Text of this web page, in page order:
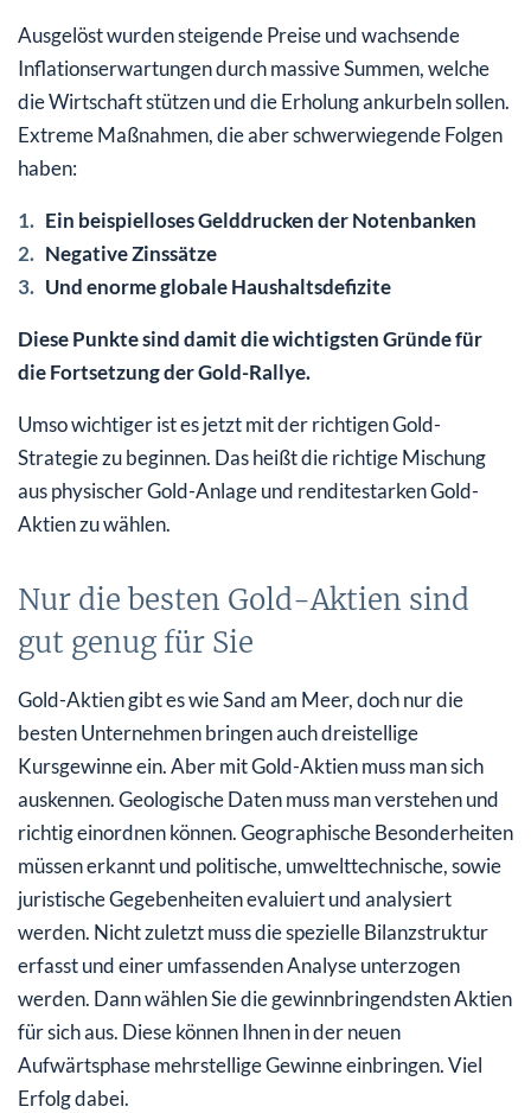
Ausgelöst wurden steigende Preise und wachsende
Inflationserwartungen durch massive Summen, welche
die Wirtschaft stützen und die Erholung ankurbeln sollen.
Extreme Maßnahmen, die aber schwerwiegende Folgen
haben:
Ein beispielloses Gelddrucken der Notenbanken
Negative Zinssätze
Und enorme globale Haushaltsdefizite
Diese Punkte sind damit die wichtigsten Gründe für
die Fortsetzung der Gold-Rallye.
Umso wichtiger ist es jetzt mit der richtigen Gold-
Strategie zu beginnen. Das heißt die richtige Mischung
aus physischer Gold-Anlage und renditestarken Gold-
Aktien zu wählen.
Nur die besten Gold-Aktien sind
gut genug für Sie
Gold-Aktien gibt es wie Sand am Meer, doch nur die
besten Unternehmen bringen auch dreistellige
Kursgewinne ein. Aber mit Gold-Aktien muss man sich
auskennen. Geologische Daten muss man verstehen und
richtig einordnen können. Geographische Besonderheiten
müssen erkannt und politische, umwelttechnische, sowie
juristische Gegebenheiten evaluiert und analysiert
werden. Nicht zuletzt muss die spezielle Bilanzstruktur
erfasst und einer umfassenden Analyse unterzogen
werden. Dann wählen Sie die gewinnbringendsten Aktien
für sich aus. Diese können Ihnen in der neuen
Aufwärtsphase mehrstellige Gewinne einbringen. Viel
Erfolg dabei.